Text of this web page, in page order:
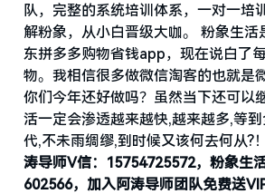
队，完整的系统培训体系，一对一培
解粉象，从小白晋级大咖。 粉象生活
东拼多多购物省钱app，现在说白了
物。我相信很多做微信淘客的也就是
你们今年还好做吗？虽然当下还可以
活一定会渗透越来越快,越来越多,等
代,不未雨绸缪,到时候又该何去何从?！
涛导师V信：15754725572，粉象生
602566，加入阿涛导师团队免费送